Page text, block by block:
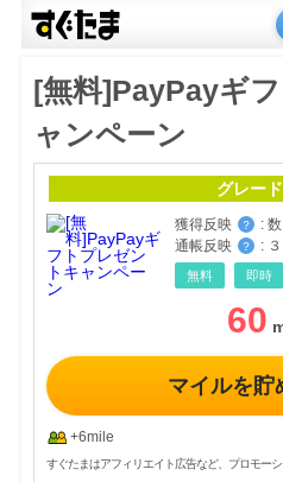
[無料]PayPayギ
ャンペーン
グレー
獲得反映 ？ :
通帳反映
？ :
無料 即時
60
マイルを貯
+6mile
すぐたまはアフィリエイト広告など、プロモー